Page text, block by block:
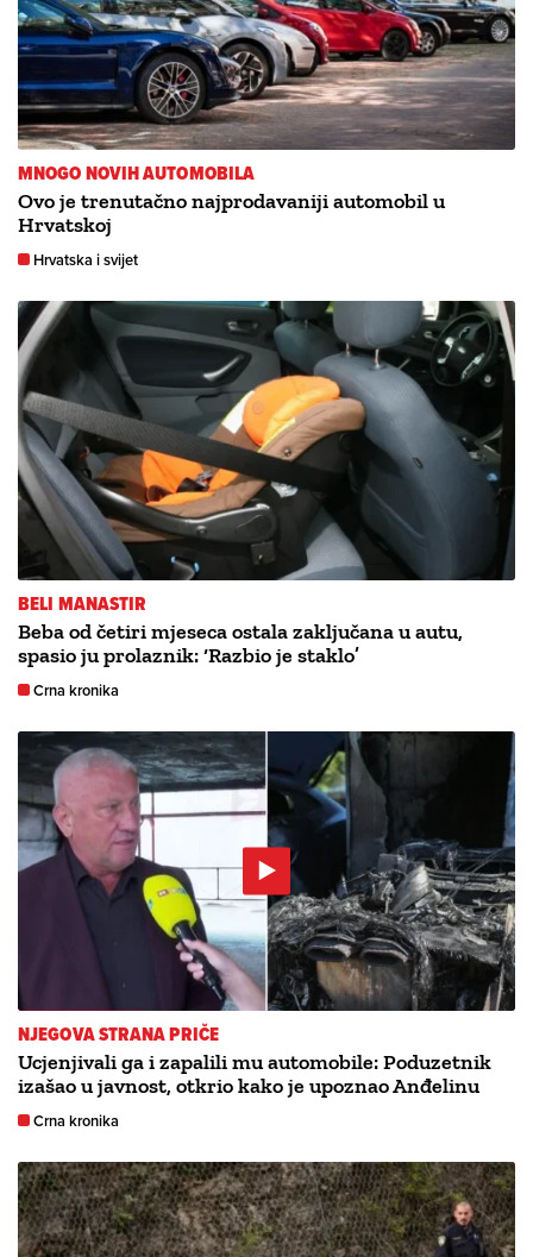
MNOGO NOVIH AUTOMOBILA
Ovo je trenutačno najprodavaniji automobil u
Hrvatskoj
Hrvatska i svijet
BELI MANASTIR
Beba od četiri mjeseca ostala zaključana u autu,
spasio ju prolaznik: ‘Razbio je staklo’
Crna kronika
NJEGOVA STRANA PRIČE
Ucjenjivali ga i zapalili mu automobile: Poduzetnik
izašao u javnost, otkrio kako je upoznao Anđelinu
Crna kronika